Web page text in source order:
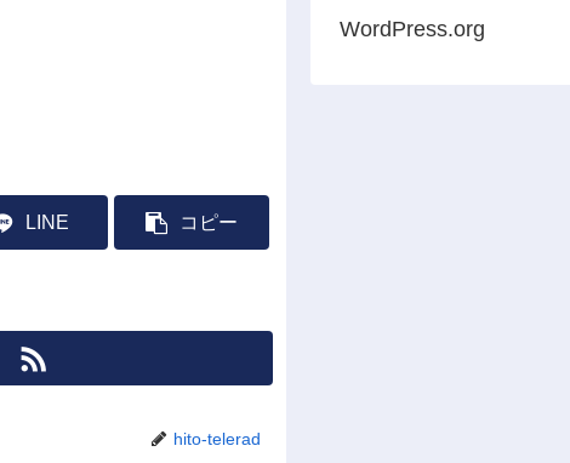
LINE コピー
hito-telerad
WordPress.org